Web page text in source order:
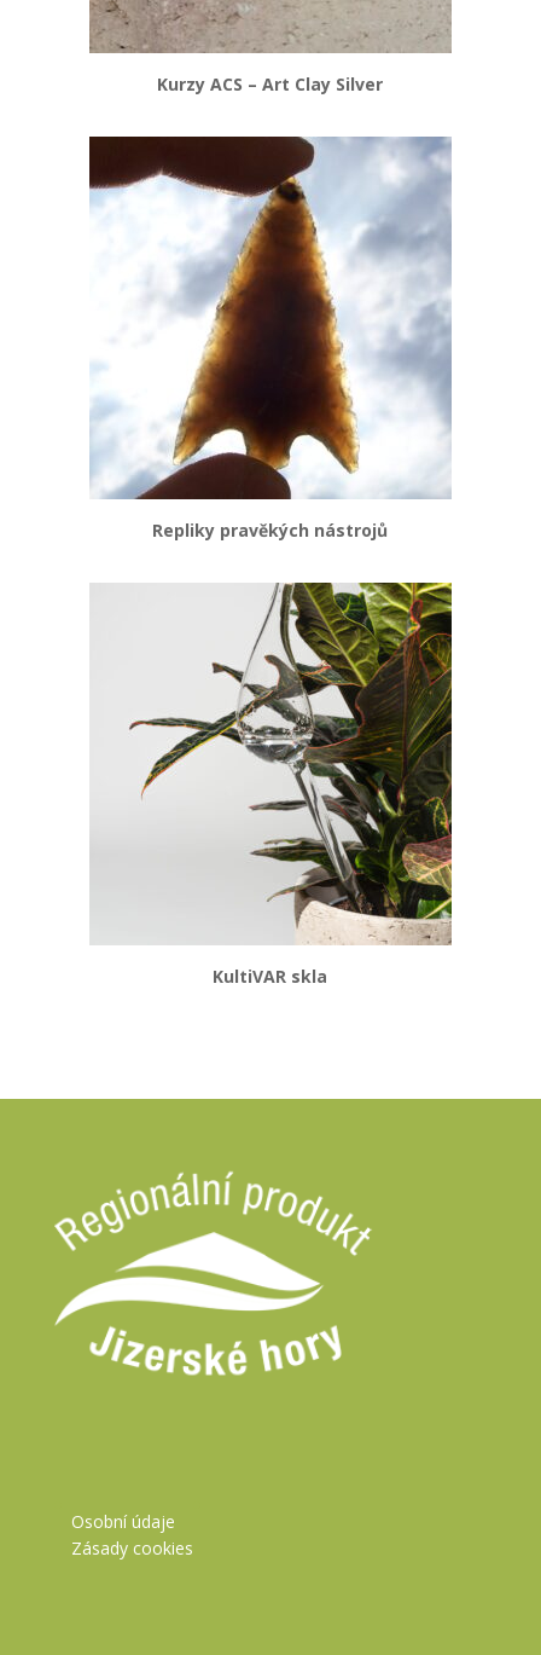
Kurzy ACS – Art Clay Silver
Repliky pravěkých nástrojů
KultiVAR skla
Osobní údaje
Zásady cookies